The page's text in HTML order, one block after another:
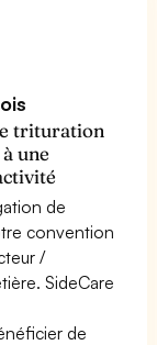
trituration
une
de
convention
/
SideCare
de